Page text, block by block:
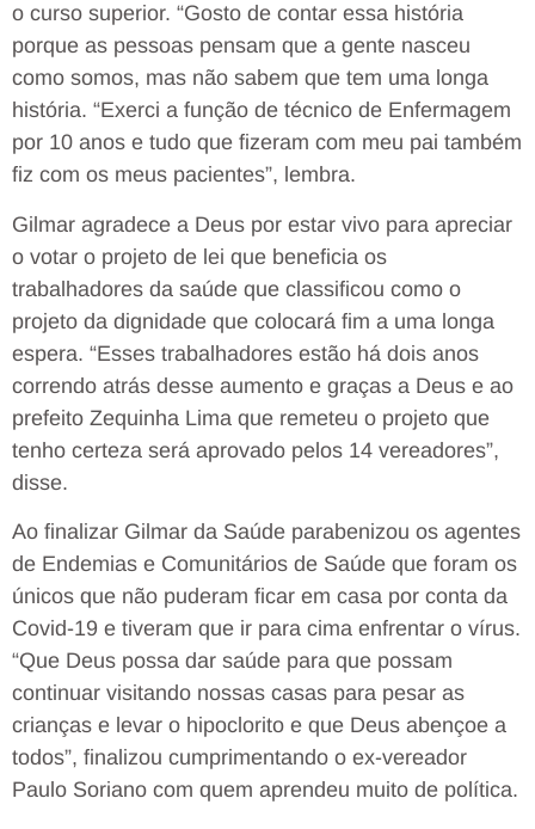
o curso superior. “Gosto de contar essa história
porque as pessoas pensam que a gente nasceu
como somos, mas não sabem que tem uma longa
história. “Exerci a função de técnico de Enfermagem
por 10 anos e tudo que fizeram com meu pai também
fiz com os meus pacientes”, lembra.
Gilmar agradece a Deus por estar vivo para apreciar
o votar o projeto de lei que beneficia os
trabalhadores da saúde que classificou como o
projeto da dignidade que colocará fim a uma longa
espera. “Esses trabalhadores estão há dois anos
correndo atrás desse aumento e graças a Deus e ao
prefeito Zequinha Lima que remeteu o projeto que
tenho certeza será aprovado pelos 14 vereadores”,
disse.
Ao finalizar Gilmar da Saúde parabenizou os agentes
de Endemias e Comunitários de Saúde que foram os
únicos que não puderam ficar em casa por conta da
Covid-19 e tiveram que ir para cima enfrentar o vírus.
“Que Deus possa dar saúde para que possam
continuar visitando nossas casas para pesar as
crianças e levar o hipoclorito e que Deus abençoe a
todos”, finalizou cumprimentando o ex-vereador
Paulo Soriano com quem aprendeu muito de política.